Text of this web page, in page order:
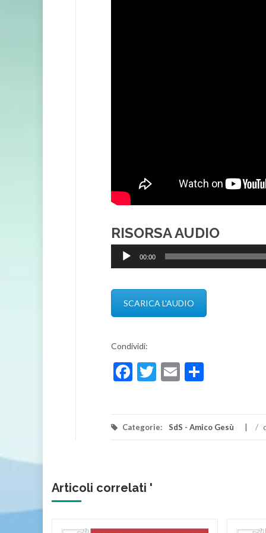
RISORSA AUDIO
Audio
Player
00:00
SCARICA L'AUDIO
Condividi:
Facebook
Twitter
Email
Categorie: SdS - Amico Gesù /
Articoli correlati '